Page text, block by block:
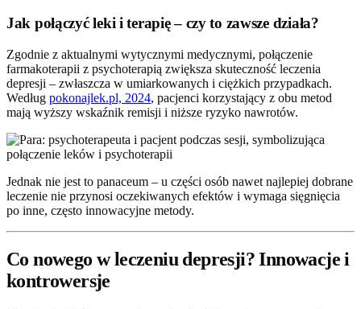
Jak połączyć leki i terapię – czy to zawsze działa?
Zgodnie z aktualnymi wytycznymi medycznymi, połączenie
farmakoterapii z psychoterapią zwiększa skuteczność leczenia
depresji – zwłaszcza w umiarkowanych i ciężkich przypadkach.
Według pokonajlek.pl, 2024, pacjenci korzystający z obu metod
mają wyższy wskaźnik remisji i niższe ryzyko nawrotów.
Jednak nie jest to panaceum – u części osób nawet najlepiej dobrane
leczenie nie przynosi oczekiwanych efektów i wymaga sięgnięcia
po inne, często innowacyjne metody.
Co nowego w leczeniu depresji? Innowacje i
kontrowersje